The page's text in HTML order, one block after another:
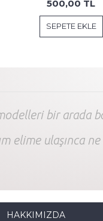
500,00 TL
SEPETE EKLE
bir arada
elime ulaşınca
HAKKIMIZDA